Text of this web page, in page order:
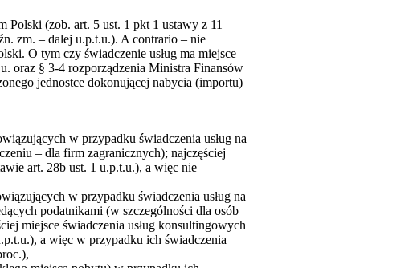
Polski (zob. art. 5 ust. 1 pkt 1 ustawy z 11
zm. – dalej u.p.t.u.). A contrario – nie
O tym czy świadczenie usług ma miejsce
oraz § 3-4 rozporządzenia Ministra Finansów
jednostce dokonującej nabycia (importu)
w przypadku świadczenia usług na
– dla firm zagranicznych); najczęściej
art. 28b ust. 1 u.p.t.u.), a więc nie
w przypadku świadczenia usług na
podatnikami (w szczególności dla osób
miejsce świadczenia usług konsultingowych
a więc w przypadku ich świadczenia